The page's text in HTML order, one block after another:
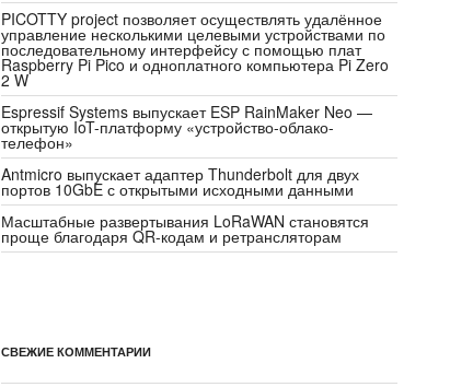
PICOTTY project позволяет осуществлять удалённое
управление несколькими целевыми устройствами по
последовательному интерфейсу с помощью плат
Raspberry Pi Pico и одноплатного компьютера Pi Zero
2 W
Espressif Systems выпускает ESP RainMaker Neo —
открытую IoT-платформу «устройство-облако-
телефон»
Antmicro выпускает адаптер Thunderbolt для двух
портов 10GbE с открытыми исходными данными
Масштабные развертывания LoRaWAN становятся
проще благодаря QR-кодам и ретрансляторам
СВЕЖИЕ КОММЕНТАРИИ